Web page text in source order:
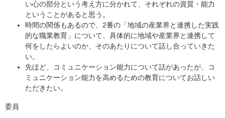
い心の部分という考え方に分かれて、それぞれの資質・能力
ということがあると思う。
時間の関係もあるので、2番の「地域の産業界と連携した実践
的な職業教育」について、具体的に地域や産業界と連携して
何をしたらよいのか、そのあたりについて話し合っていきた
い。
先ほど、コミュニケーション能力について話があったが、コ
ミュニケーション能力を高めるための教育についてお話しい
ただきたい。
委員